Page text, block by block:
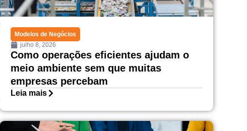
Modelos de Negócios
julho 8, 2026
Como operações eficientes ajudam o
meio ambiente sem que muitas
empresas percebam
Leia mais